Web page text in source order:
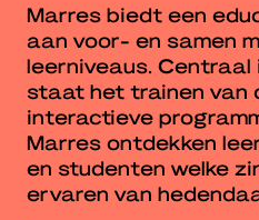
Marres biedt een
aan voor- en samen
leerniveaus. Centraal
staat het trainen van
interactieve
Marres ontdekken
en studenten welke
ervaren van